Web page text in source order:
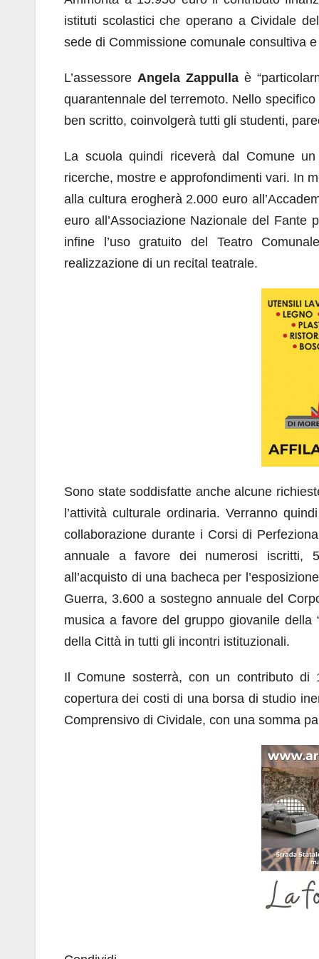
istituti scolastici che operano a Cividale
sede di Commissione comunale consultiva
L’assessore Angela Zappulla è
quarantennale del terremoto. Nello
ben scritto, coinvolgerà tutti gli studenti,
La scuola quindi riceverà dal Comune
ricerche, mostre e approfondimenti vari. In
alla cultura erogherà 2.000 euro
euro all’Associazione Nazionale del Fante
infine l’uso gratuito del Teatro
realizzazione di un recital teatrale.
Sono state soddisfatte anche alcune
l’attività culturale ordinaria. Verranno
collaborazione durante i Corsi di
annuale a favore dei numerosi iscritti,
all’acquisto di una bacheca per
Guerra, 3.600 a sostegno annuale del
musica a favore del gruppo giovanile della
della Città in tutti gli incontri istituzionali.
Il Comune sosterrà, con un contributo di
copertura dei costi di una borsa di studio
Comprensivo di Cividale, con una somma